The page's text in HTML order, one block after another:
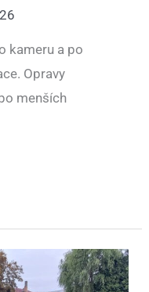
kameru a po
Opravy
menších